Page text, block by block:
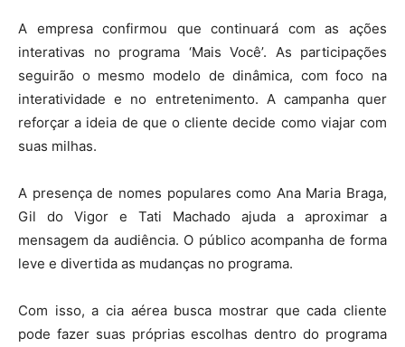
A empresa confirmou que continuará com as ações
interativas no programa ‘Mais Você’. As participações
seguirão o mesmo modelo de dinâmica, com foco na
interatividade e no entretenimento. A campanha quer
reforçar a ideia de que o cliente decide como viajar com
suas milhas.
A presença de nomes populares como Ana Maria Braga,
Gil do Vigor e Tati Machado ajuda a aproximar a
mensagem da audiência. O público acompanha de forma
leve e divertida as mudanças no programa.
Com isso, a cia aérea busca mostrar que cada cliente
pode fazer suas próprias escolhas dentro do programa